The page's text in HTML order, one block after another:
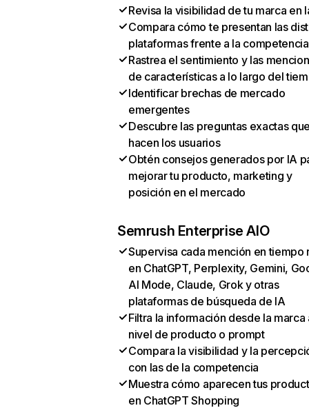
Revisa la visibilidad de tu marca en
Compara cómo te presentan las
plataformas frente a la competencia
Rastrea el sentimiento y las
de características a lo largo del
Identificar brechas de mercado
emergentes
Descubre las preguntas exactas
hacen los usuarios
Obtén consejos generados por IA
mejorar tu producto, marketing y
posición en el mercado
Semrush Enterprise AIO
Supervisa cada mención en tiempo
en ChatGPT, Perplexity, Gemini,
AI Mode, Claude, Grok y otras
plataformas de búsqueda de IA
Filtra la información desde la marca
nivel de producto o prompt
Compara la visibilidad y la
con las de la competencia
Muestra cómo aparecen tus
en ChatGPT Shopping